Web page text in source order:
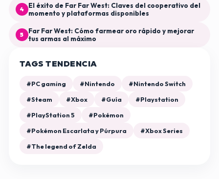
4 El éxito de Far Far West: Claves del cooperativo del
momento y plataformas disponibles
5
Far Far West: Cómo farmear oro rápido y mejorar
tus armas al máximo
TAGS TENDENCIA
#PC gaming #Nintendo
#Nintendo Switch
#Steam
#Xbox #Guía
#Playstation
#PlayStation 5
#Pokémon
#Pokémon Escarlata y Púrpura
#Xbox Series
#The legend of Zelda